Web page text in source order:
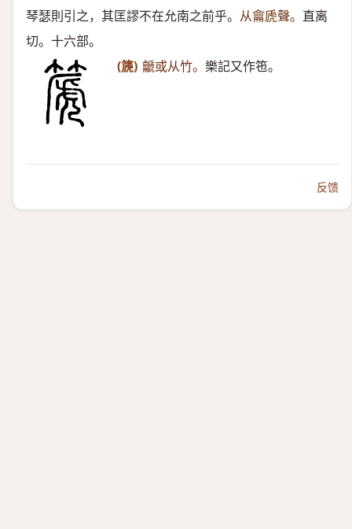
琴瑟則引之，其匡謬不在允南之前乎。 从龠虒聲。 直离
切。十六部。
(篪) 䶵或从竹。 樂記又作竾。
反馈